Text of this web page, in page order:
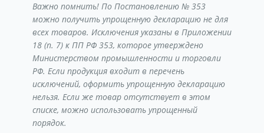
Важно помнить! По Постановлению № 353
можно получить упрощенную декларацию не для
всех товаров. Исключения указаны в Приложении
18 (п. 7) к ПП РФ 353, которое утверждено
Министерством промышленности и торговли
РФ. Если продукция входит в перечень
исключений, оформить упрощенную декларацию
нельзя. Если же товар отсутствует в этом
списке, можно использовать упрощенный
порядок.